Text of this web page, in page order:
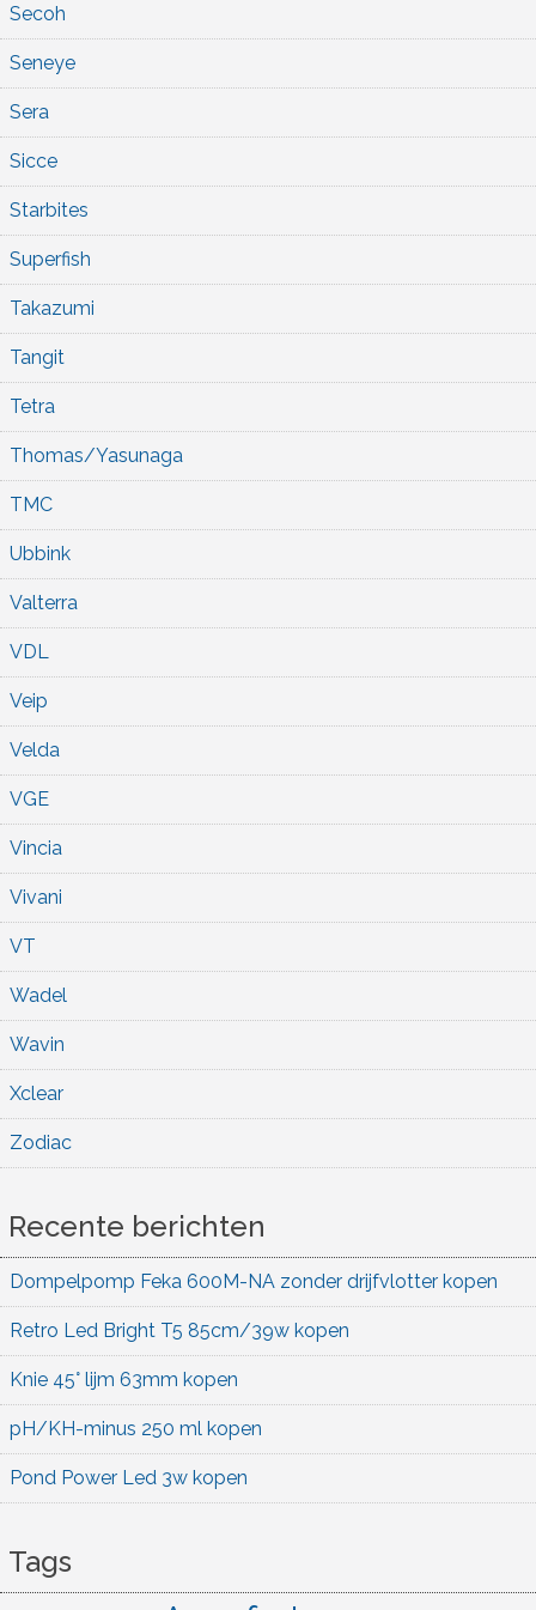
Secoh
Seneye
Sera
Sicce
Starbites
Superfish
Takazumi
Tangit
Tetra
Thomas/Yasunaga
TMC
Ubbink
Valterra
VDL
Veip
Velda
VGE
Vincia
Vivani
VT
Wadel
Wavin
Xclear
Zodiac
Recente berichten
Dompelpomp Feka 600M-NA zonder drijfvlotter kopen
Retro Led Bright T5 85cm/39w kopen
Knie 45° lijm 63mm kopen
pH/KH-minus 250 ml kopen
Pond Power Led 3w kopen
Tags